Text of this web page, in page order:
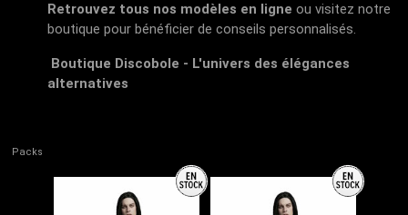
Retrouvez tous nos modèles en ligne ou visitez notre
boutique pour bénéficier de conseils personnalisés.
Boutique Discobole - L'univers des élégances
alternatives
Packs